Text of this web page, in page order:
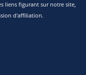
liens figurant sur notre site,
d'affiliation.